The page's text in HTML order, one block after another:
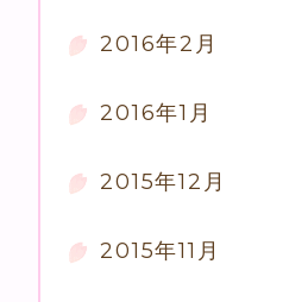
2016年2月
2016年1月
2015年12月
2015年11月